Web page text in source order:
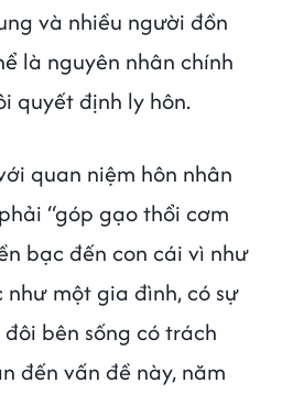
và nhiều người đồn
là nguyên nhân chính
quyết định ly hôn.
quan niệm hôn nhân
“góp gạo thổi cơm
bạc đến con cái vì như
một gia đình, có sự
bên sống có trách
đến vấn đề này, năm